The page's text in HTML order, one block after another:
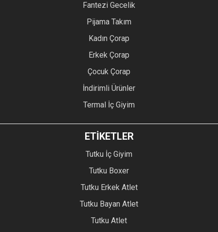
Fantezi Gecelik
Pijama Takım
Kadın Çorap
Erkek Çorap
Çocuk Çorap
İndirimli Ürünler
Termal İç Giyim
ETİKETLER
Tutku İç Giyim
Tutku Boxer
Tutku Erkek Atlet
Tutku Bayan Atlet
Tutku Atlet